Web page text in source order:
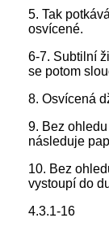
5. Tak
osvícené.
6-7. Subtilní
se potom
8. Osvícená
9. Bez
následuje
10. Bez
vystoupí do
4.3.1-16